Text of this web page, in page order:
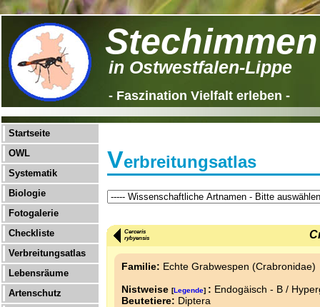
Stechimmen
in Ostwestfalen-Lippe
- Faszination Vielfalt erleben -
Startseite
OWL
Systematik
Biologie
Fotogalerie
Checkliste
Verbreitungsatlas
Lebensräume
Artenschutz
Verbreitungsatlas
Cerceris
rybyensis
Familie: Echte Grabwespen (Crabronidae)
Nistweise [Legende] : Endogäisch - B /
Beutetiere: Diptera